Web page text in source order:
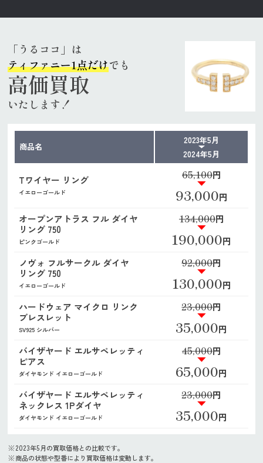
「うるココ」は
ティファニー1点だけでも
高価買取
いたします！
商品名
2023年5月
2024年5月
Tワイヤー リング
イエローゴールド
65,100円
93,000円
オープンアトラス フル ダイヤ
リング 750
ピンクゴールド
134,000円
190,000円
ノヴォ フルサークル ダイヤ
リング 750
イエローゴールド
92,000円
130,000円
ハードウェア マイクロ リンク
ブレスレット
SV925 シルバー
23,000円
35,000円
バイザヤード エルサペレッティ
ピアス
ダイヤモンド イエローゴールド
45,000円
65,000円
バイザヤード エルサペレッティ
ネックレス 1Pダイヤ
ダイヤモンド イエローゴールド
23,000円
35,000円
2023年5月の買取価格との比較です。
商品の状態や型番により買取価格は変動します。